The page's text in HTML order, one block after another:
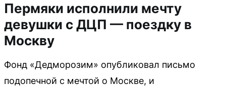
Пермяки исполнили мечту
девушки с ДЦП — поездку в
Москву
Фонд «Дедморозим» опубликовал письмо
подопечной с мечтой о Москве, и